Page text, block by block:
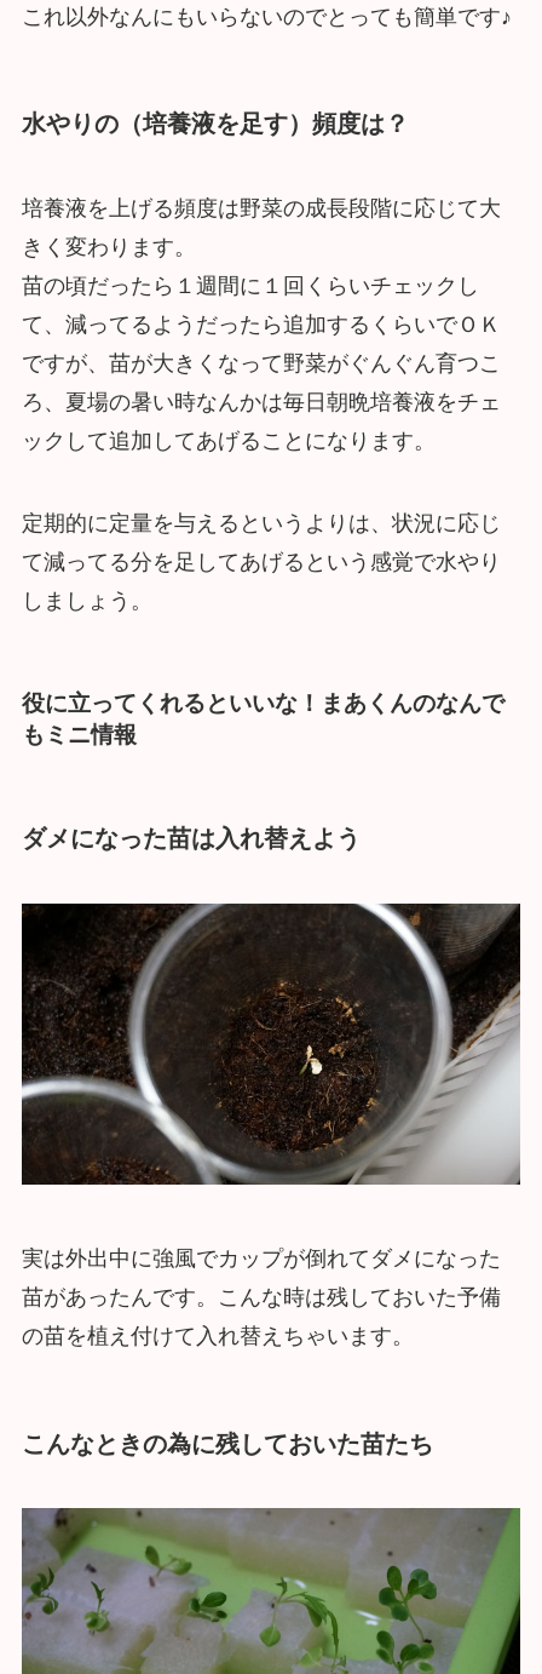
これ以外なんにもいらないのでとっても簡単です♪
水やりの（培養液を足す）頻度は？
培養液を上げる頻度は野菜の成長段階に応じて大
きく変わります。
苗の頃だったら１週間に１回くらいチェックし
て、減ってるようだったら追加するくらいでＯＫ
ですが、苗が大きくなって野菜がぐんぐん育つこ
ろ、夏場の暑い時なんかは毎日朝晩培養液をチェ
ックして追加してあげることになります。
定期的に定量を与えるというよりは、状況に応じ
て減ってる分を足してあげるという感覚で水やり
しましょう。
役に立ってくれるといいな！まあくんのなんで
もミニ情報
ダメになった苗は入れ替えよう
実は外出中に強風でカップが倒れてダメになった
苗があったんです。こんな時は残しておいた予備
の苗を植え付けて入れ替えちゃいます。
こんなときの為に残しておいた苗たち